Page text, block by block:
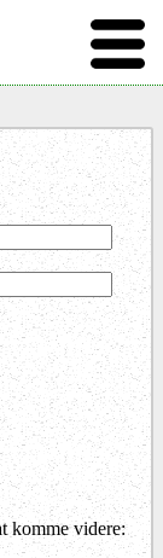
komme videre: